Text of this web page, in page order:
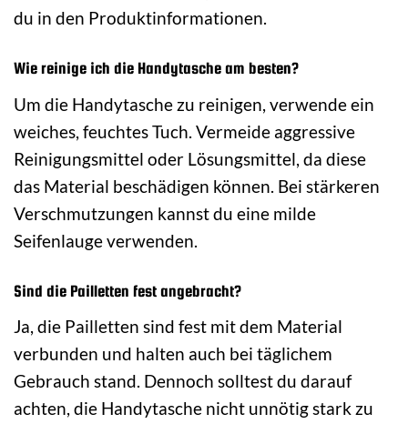
du in den Produktinformationen.
Wie reinige ich die Handytasche am besten?
Um die Handytasche zu reinigen, verwende ein
weiches, feuchtes Tuch. Vermeide aggressive
Reinigungsmittel oder Lösungsmittel, da diese
das Material beschädigen können. Bei stärkeren
Verschmutzungen kannst du eine milde
Seifenlauge verwenden.
Sind die Pailletten fest angebracht?
Ja, die Pailletten sind fest mit dem Material
verbunden und halten auch bei täglichem
Gebrauch stand. Dennoch solltest du darauf
achten, die Handytasche nicht unnötig stark zu